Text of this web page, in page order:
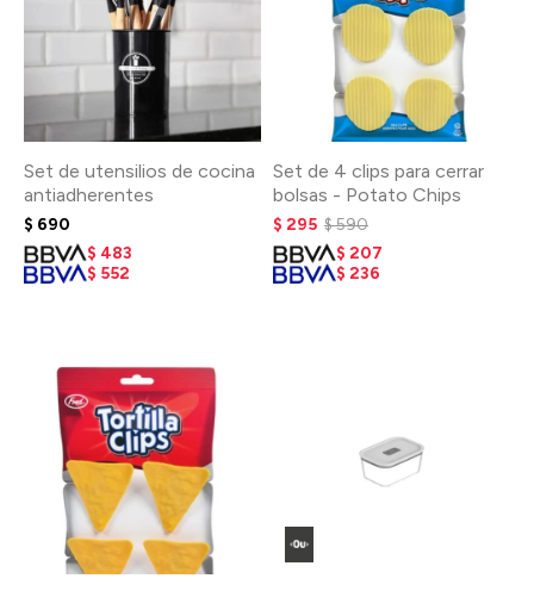
Set de utensilios de cocina
antiadherentes
$ 690
$ 483
$ 552
Set de 4 clips para cerrar
bolsas - Potato Chips
$ 295 $590
$ 207
$ 236